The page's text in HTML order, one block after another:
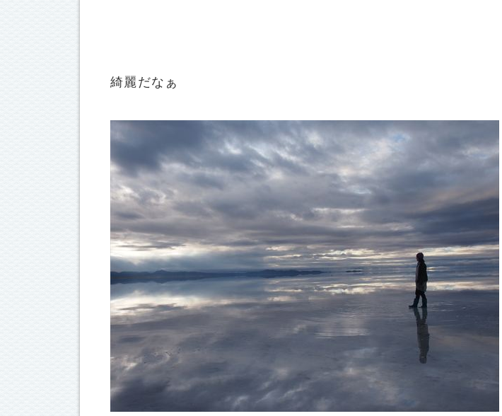
綺麗だなぁ